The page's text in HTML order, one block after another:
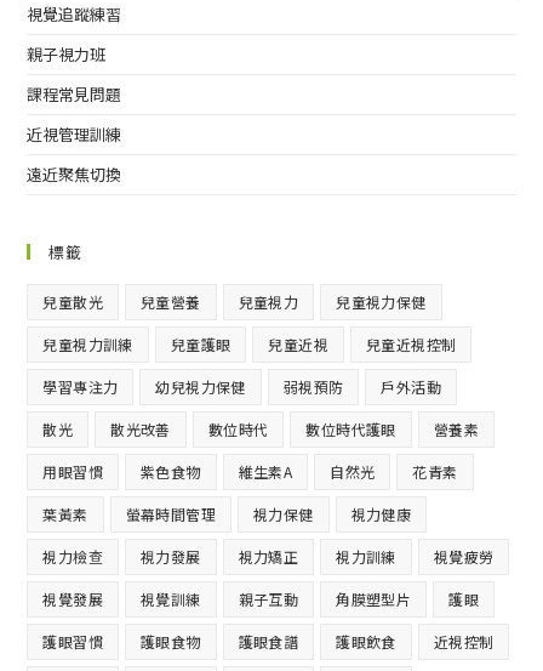
視覺追蹤練習
親子視力班
課程常見問題
近視管理訓練
遠近聚焦切換
標籤
兒童散光 兒童營養 兒童視力 兒童視力保健
兒童視力訓練 兒童護眼 兒童近視 兒童近視控制
學習專注力 幼兒視力保健 弱視預防 戶外活動
散光 散光改善 數位時代 數位時代護眼 營養素
用眼習慣 紫色食物 維生素A 自然光 花青素
葉黃素 螢幕時間管理 視力保健 視力健康
視力檢查 視力發展 視力矯正 視力訓練 視覺疲勞
視覺發展 視覺訓練 親子互動 角膜塑型片 護眼
護眼習慣 護眼食物 護眼食譜 護眼飲食 近視控制